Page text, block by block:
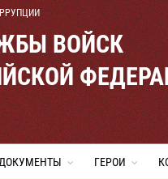
ВОЙСК
ДОКУМЕНТЫ ГЕРОИ